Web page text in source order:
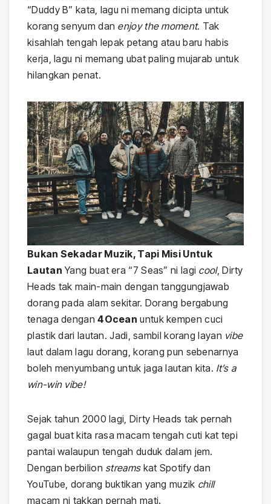
“Duddy B” kata, lagu ni memang dicipta untuk
korang senyum dan enjoy the moment. Tak
kisahlah tengah lepak petang atau baru habis
kerja, lagu ni memang ubat paling mujarab untuk
hilangkan penat.
Bukan Sekadar Muzik, Tapi Misi Untuk
Lautan Yang buat era “7 Seas” ni lagi cool, Dirty
Heads tak main-main dengan tanggungjawab
dorang pada alam sekitar. Dorang bergabung
tenaga dengan4Ocean untuk kempen cuci
plastik dari lautan. Jadi, sambil korang layan vibe
laut dalam lagu dorang, korang pun sebenarnya
boleh menyumbang untuk jaga lautan kita. It’s a
win-win vibe!
Sejak tahun 2000 lagi, Dirty Heads tak pernah
gagal buat kita rasa macam tengah cuti kat tepi
pantai walaupun tengah duduk dalam jem.
Dengan berbilion streamskat Spotify dan
YouTube, dorang buktikan yang muzik chill
macam ni takkan pernah mati.